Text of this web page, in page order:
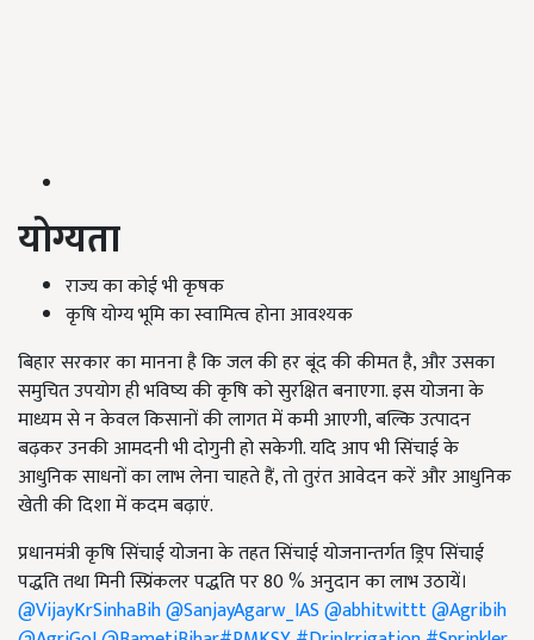
योग्यता
राज्य का कोई भी कृषक
कृषि योग्य भूमि का स्वामित्व होना आवश्यक
बिहार सरकार का मानना है कि जल की हर बूंद की कीमत है, और उसका
समुचित उपयोग ही भविष्य की कृषि को सुरक्षित बनाएगा. इस योजना के
माध्यम से न केवल किसानों की लागत में कमी आएगी, बल्कि उत्पादन
बढ़कर उनकी आमदनी भी दोगुनी हो सकेगी. यदि आप भी सिंचाई के
आधुनिक साधनों का लाभ लेना चाहते हैं, तो तुरंत आवेदन करें और आधुनिक
खेती की दिशा में कदम बढ़ाएं.
प्रधानमंत्री कृषि सिंचाई योजना के तहत सिंचाई योजनान्तर्गत ड्रिप सिंचाई
पद्धति तथा मिनी स्प्रिंकलर पद्धति पर 80 % अनुदान का लाभ उठायें।
@VijayKrSinhaBih@SanjayAgarw_IAS@abhitwittt@Agribih